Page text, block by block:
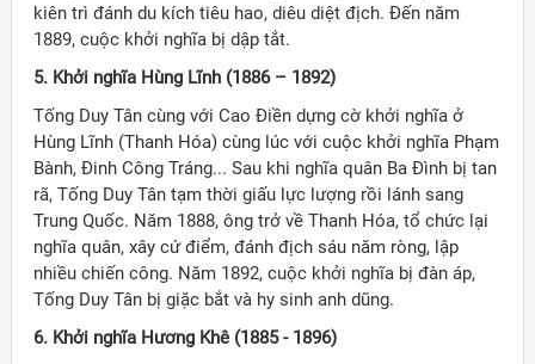
kiên trì đánh du kích tiêu hao, diêu diệt địch. Đến năm
1889, cuộc khởi nghĩa bị dập tắt.
5. Khởi nghĩa Hùng Lĩnh (1886 – 1892)
Tống Duy Tân cùng với Cao Điền dựng cờ khởi nghĩa ở
Hùng Lĩnh (Thanh Hóa) cùng lúc với cuộc khởi nghĩa Phạm
Bành, Đinh Công Tráng... Sau khi nghĩa quân Ba Đình bị tan
rã, Tống Duy Tân tạm thời giấu lực lượng rồi lánh sang
Trung Quốc. Năm 1888, ông trở về Thanh Hóa, tổ chức lại
nghĩa quân, xây cứ điểm, đánh địch sáu năm ròng, lập
nhiều chiến công. Năm 1892, cuộc khởi nghĩa bị đàn áp,
Tống Duy Tân bị giặc bắt và hy sinh anh dũng.
6. Khởi nghĩa Hương Khê (1885 - 1896)